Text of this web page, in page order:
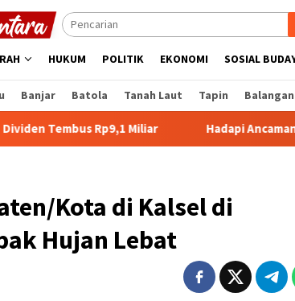
HUKUM POLITIK EKONOMI SOSIAL
Banjar Batola Tanah Laut Tapin Balangan
Rp9,1 Miliar Hadapi Ancaman Banjir
Kota di Kalsel di
Hujan Lebat